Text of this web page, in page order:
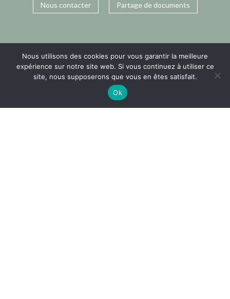
Nous contacter Partage de documents
Nous utilisons des cookies pour vous garantir la meilleure
expérience sur notre site web. Si vous continuez à utiliser ce
site, nous supposerons que vous en êtes satisfait.
Ok